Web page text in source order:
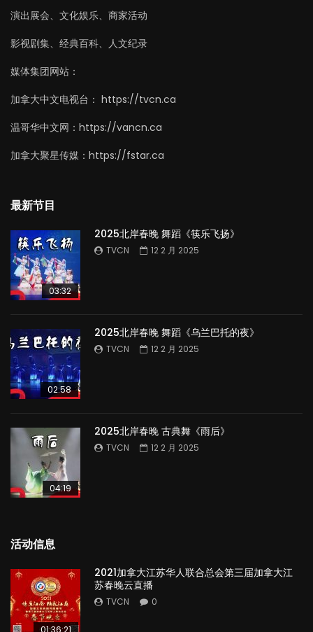
演出展会、文化娱乐、商家活动
影视剧集、经典百科、人文纪录
媒体集团网站：
加拿大中文电视台： https://tvcn.ca
温哥华中文网：https://vancn.ca
加拿大聚星传媒：https://fstar.ca
最新节目
03:32
2025北岸春晚 舞蹈《筷乐飞扬》
TVCN 12 2 月 2025
02:58
2025北岸春晚 舞蹈《乌兰巴托的夜》
TVCN 12 2 月 2025
04:19
2025北岸春晚 古典舞《雨后》
TVCN 12 2 月 2025
活动信息
2021加拿大江苏华人联合总会第三届加拿大江
苏春晚云直播
TVCN 0